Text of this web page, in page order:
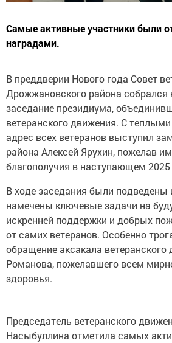
Самые активные участники были
наградами.
В преддверии Нового года Совет
Дрожжановского района собрался
заседание президиума,
ветеранского движения. С
адрес всех ветеранов выступил
района Алексей Ярухин, пожелав
благополучия в наступающем 2025
В ходе заседания были подведены
намечены ключевые задачи на
искренней поддержки и добрых
от самих ветеранов. Особенно
обращение аксакала
Романова, пожелавшего всем
здоровья.
Председатель ветеранского
Насыбуллина отметила самых